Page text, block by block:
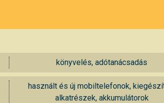
könyvelés, adótanácsadás
használt és új mobiltelefonok,
alkatrészek, akkumulátorok